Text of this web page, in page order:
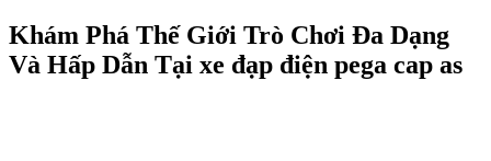
Khám Phá Thế Giới Trò Chơi Đa Dạng
Và Hấp Dẫn Tại xe đạp điện pega cap as